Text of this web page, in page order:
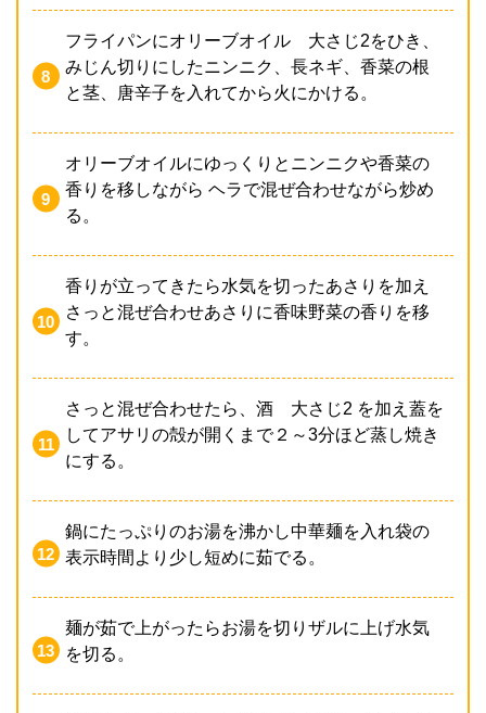
フライパンにオリーブオイル 大さじ2をひき、
みじん切りにしたニンニク、長ネギ、香菜の根
と茎、唐辛子を入れてから火にかける。
オリーブオイルにゆっくりとニンニクや香菜の
香りを移しながら ヘラで混ぜ合わせながら炒め
る。
香りが立ってきたら水気を切ったあさりを加え
さっと混ぜ合わせあさりに香味野菜の香りを移
す。
さっと混ぜ合わせたら、酒 大さじ2 を加え蓋を
してアサリの殻が開くまで２～3分ほど蒸し焼き
にする。
鍋にたっぷりのお湯を沸かし中華麺を入れ袋の
表示時間より少し短めに茹でる。
麺が茹で上がったらお湯を切りザルに上げ水気
を切る。